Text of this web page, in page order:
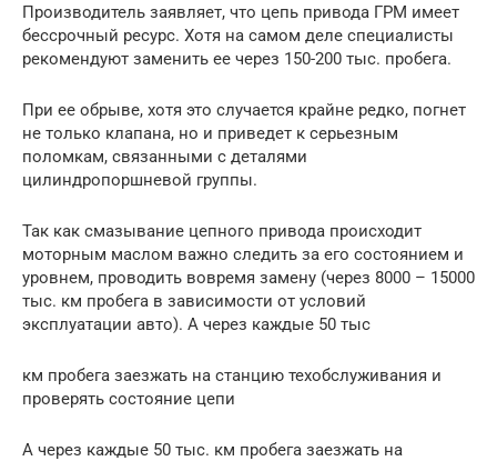
Производитель заявляет, что цепь привода ГРМ имеет
бессрочный ресурс. Хотя на самом деле специалисты
рекомендуют заменить ее через 150-200 тыс. пробега.
При ее обрыве, хотя это случается крайне редко, погнет
не только клапана, но и приведет к серьезным
поломкам, связанными с деталями
цилиндропоршневой группы.
Так как смазывание цепного привода происходит
моторным маслом важно следить за его состоянием и
уровнем, проводить вовремя замену (через 8000 – 15000
тыс. км пробега в зависимости от условий
эксплуатации авто). А через каждые 50 тыс
км пробега заезжать на станцию техобслуживания и
проверять состояние цепи
А через каждые 50 тыс. км пробега заезжать на